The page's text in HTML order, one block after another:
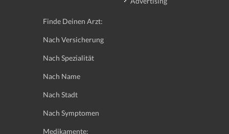
Finde Deinen Arzt:
Nach Versicherung
Nach Spezialität
Nach Name
Nach Stadt
Nach Symptomen
Medikamente: